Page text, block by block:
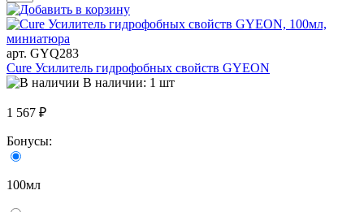
арт. GYQ283
Cure Усилитель гидрофобных свойств GYEON
В наличии: 1 шт
1 567 ₽
Бонусы:
100мл